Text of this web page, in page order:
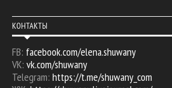
КОНТАКТЫ
FB: facebook.com/elena.shuwany
VK: vk.com/shuwany
Telegram: https://t.me/shuwany_com